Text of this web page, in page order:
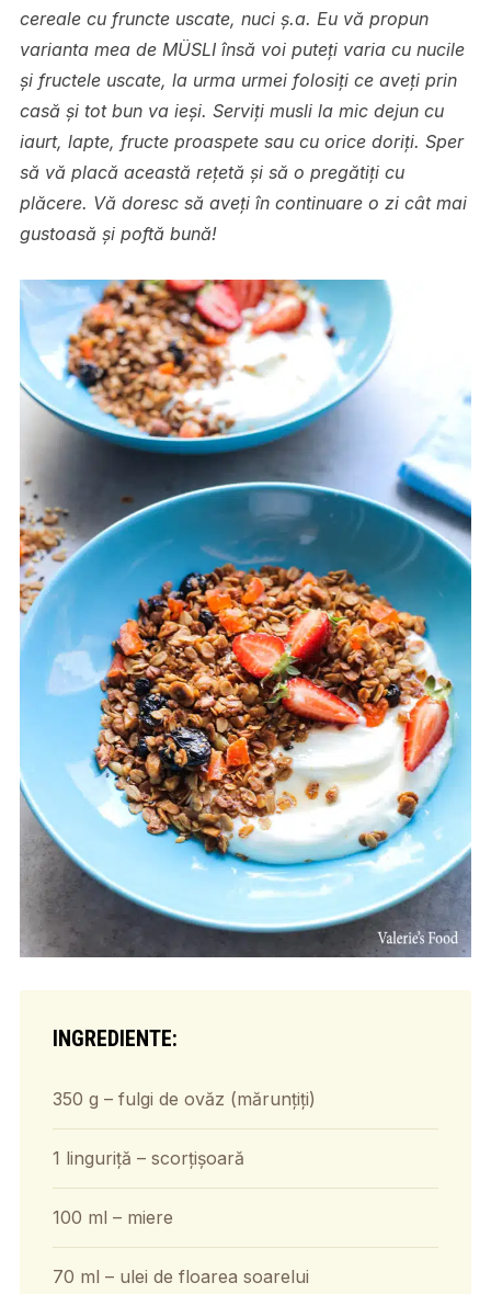
cereale cu fruncte uscate, nuci ș.a. Eu vă propun
varianta mea de MÜSLI însă voi puteți varia cu nucile
și fructele uscate, la urma urmei folosiți ce aveți prin
casă și tot bun va ieși. Serviți musli la mic dejun cu
iaurt, lapte, fructe proaspete sau cu orice doriți. Sper
să vă placă această rețetă și să o pregătiți cu
plăcere. Vă doresc să aveți în continuare o zi cât mai
gustoasă și poftă bună!
INGREDIENTE:
350 g – fulgi de ovăz (mărunțiți)
1 linguriță – scorțișoară
100 ml – miere
70 ml – ulei de floarea soarelui